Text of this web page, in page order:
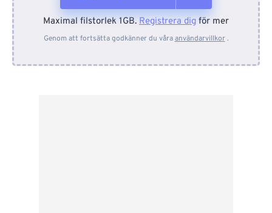
Från enhet
Maximal filstorlek 1GB. Registrera dig för mer
Genom att fortsätta godkänner du våraanvändarvillkor.